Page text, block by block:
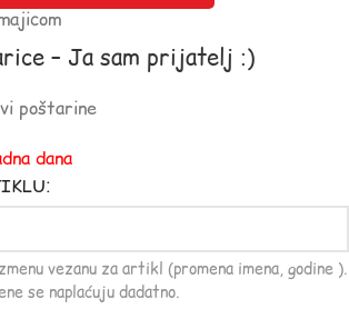
– Ja sam prijatelj :)
poštarine
dana
vezanu za artikl (promena imena, godine ).
se naplaćuju dadatno.